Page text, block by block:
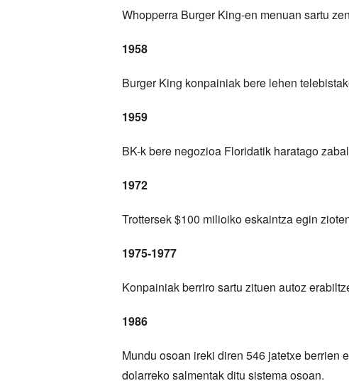
Whopperra Burger King-en menuan sartu
1958
Burger King konpainiak bere lehen
1959
BK-k bere negozioa Floridatik haratago
1972
Trottersek $100 milioiko eskaintza egin
1975-1977
Konpainiak berriro sartu zituen autoz
1986
Mundu osoan ireki diren 546 jatetxe berrien
dolarreko salmentak ditu sistema osoan.